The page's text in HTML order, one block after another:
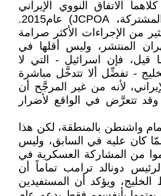
الاتفاق النووي الإيراني
(خطة العمل الشاملة المشتركة، JCPOA) عام2015.
من الإجراءات الأكثر صرامة
المنتشر، وليس أقلها في
فإن اسرائيل - التي لا
- تفضِّل ألا تتدخَّل مباشرة
لأنه من غير المرجَّح أن
تتعرَّض في الواقع لأضرار
واشنطن بالمنطقة، لكن هذا
كان عليه في السابق، وليس
من المشاركة العسكرية في
دونالد ترامب تماماً أن
الخليج، ويؤكد أن المستفيدين